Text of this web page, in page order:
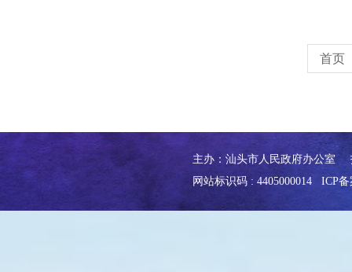
首页
主办：汕头市人民政府办公室
网站标识码 : 4405000014 ICP备